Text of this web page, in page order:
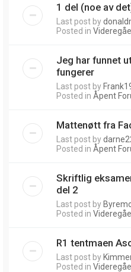
1 del (noe av
Last post by
Posted in
Jeg har funnet
fungerer
Last post by
Posted in Åpent
Mattenøtt fra
Last post by
Posted in Åpent
Skriftlig
del 2
Last post by
Posted in
R1 tentmaen
Last post by
Posted in